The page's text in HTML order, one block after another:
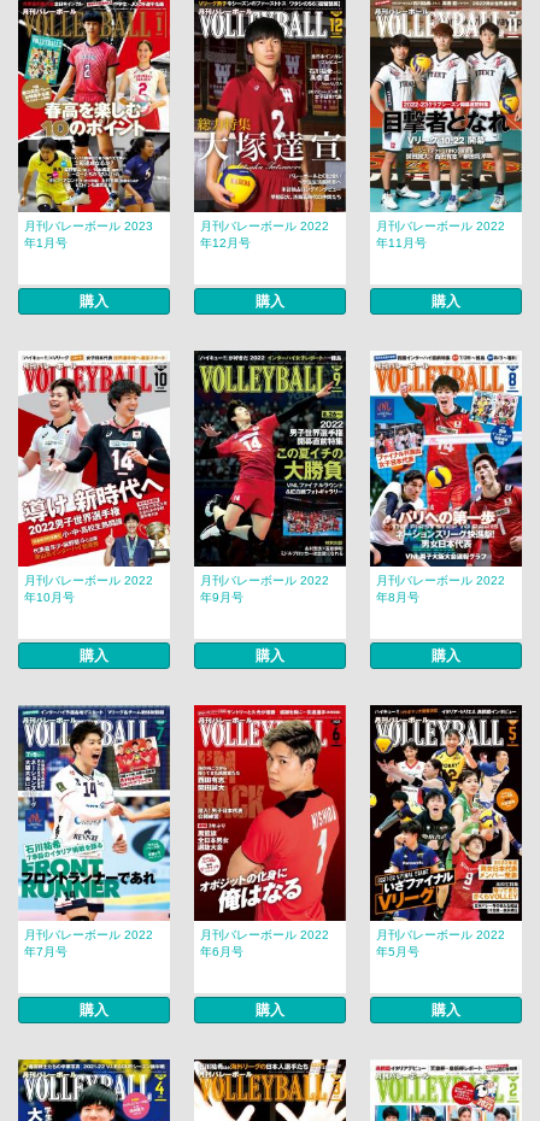
月刊バレーボール 2023
年1月号
購入
月刊バレーボール 2022
年12月号
購入
月刊バレーボール 2022
年11月号
購入
月刊バレーボール 2022
年10月号
購入
月刊バレーボール 2022
年9月号
購入
月刊バレーボール 2022
年8月号
購入
月刊バレーボール 2022
年7月号
購入
月刊バレーボール 2022
年6月号
購入
月刊バレーボール 2022
年5月号
購入